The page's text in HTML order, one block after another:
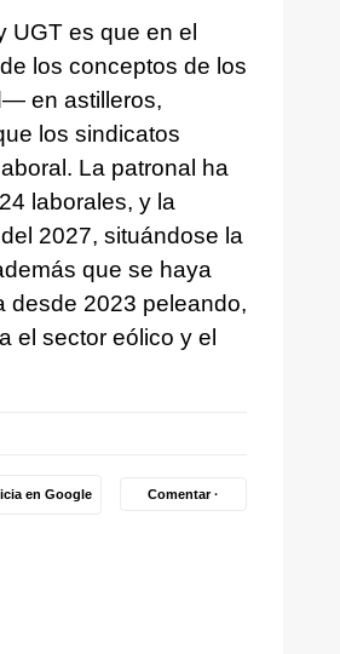
UGT es que en el
los conceptos de los
en astilleros,
los sindicatos
La patronal ha
laborales, y la
2027, situándose la
que se haya
desde 2023 peleando,
el sector eólico y el
en Google Comentar ·